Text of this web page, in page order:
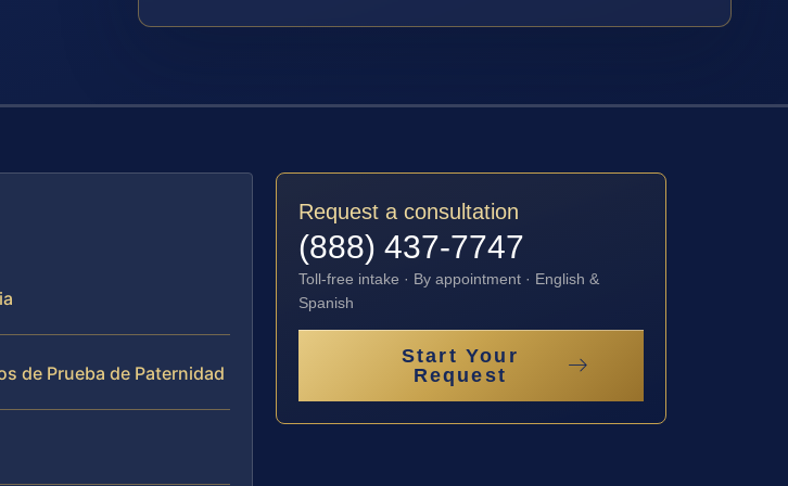
de Prueba de Paternidad
Request a consultation
(888) 437-7747
Toll-free intake · By appointment · English &
Spanish
Start Your
Request